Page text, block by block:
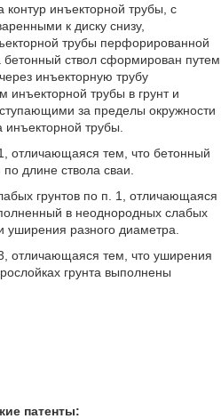
инъекторной трубы, с
к диску снизу,
трубы перфорированной
ствол сформирован путем
инъекторную трубу
инъекторной трубы в грунт и
за пределы окружности
инъекторной трубы.
отличающаяся тем, что бетонный
длине ствола сваи.
грунтов по п. 1, отличающаяся
в неоднородных слабых
уширения разного диаметра.
отличающаяся тем, что уширения
грунта выполнены
патенты: